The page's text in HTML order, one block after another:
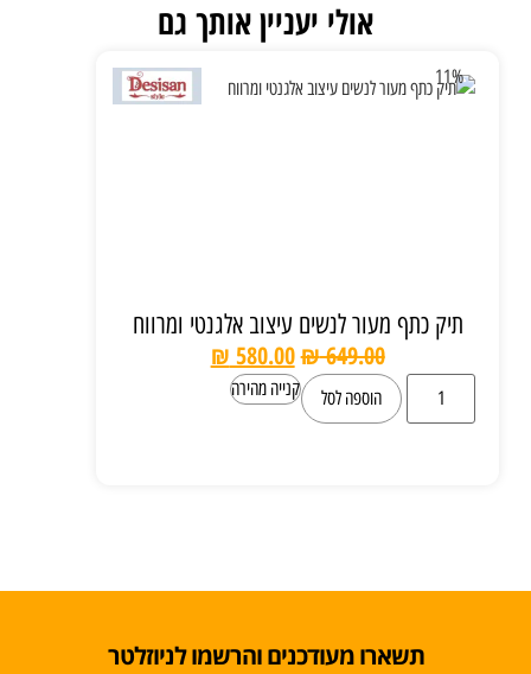
אולי יעניין אותך גם
תיק כתף מעור לנשים עיצוב אלגנטי ומרווח
₪649.00
₪ 580.00
הוספה לסל קנייה מהירה
11%
תשארו מעודכנים והרשמו לניוזלטר